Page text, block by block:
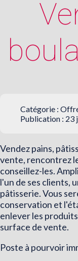
Catégorie :
Publication : 23
Vendez pains,
vente, rencontrez
conseillez-les.
l'un de ses clients,
pâtisserie. Vous
conservation et
enlever les
surface de vente.
Poste à pourvoir